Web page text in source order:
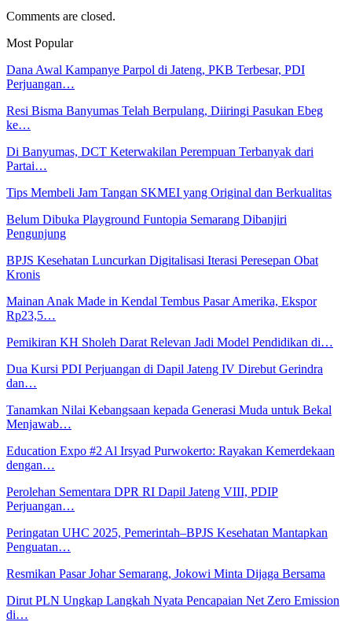
Comments are closed.
Most Popular
Dana Awal Kampanye Parpol di Jateng, PKB Terbesar, PDI
Perjuangan…
Resi Bisma Banyumas Telah Berpulang, Diiringi Pasukan Ebeg
ke…
Di Banyumas, DCT Keterwakilan Perempuan Terbanyak dari
Partai…
Tips Membeli Jam Tangan SKMEI yang Original dan Berkualitas
Belum Dibuka Playground Funtopia Semarang Dibanjiri
Pengunjung
BPJS Kesehatan Luncurkan Digitalisasi Iterasi Peresepan Obat
Kronis
Mainan Anak Made in Kendal Tembus Pasar Amerika, Ekspor
Rp23,5…
Pemikiran KH Sholeh Darat Relevan Jadi Model Pendidikan di…
Dua Kursi PDI Perjuangan di Dapil Jateng IV Direbut Gerindra
dan…
Tanamkan Nilai Kebangsaan kepada Generasi Muda untuk Bekal
Menjawab…
Education Expo #2 Al Irsyad Purwokerto: Rayakan Kemerdekaan
dengan…
Perolehan Sementara DPR RI Dapil Jateng VIII, PDIP
Perjuangan…
Peringatan UHC 2025, Pemerintah–BPJS Kesehatan Mantapkan
Penguatan…
Resmikan Pasar Johar Semarang, Jokowi Minta Dijaga Bersama
Dirut PLN Ungkap Langkah Nyata Pencapaian Net Zero Emission
di…